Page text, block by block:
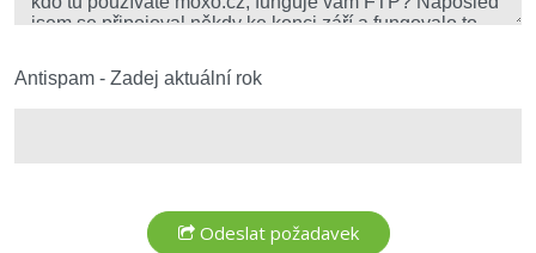
Antispam - Zadej aktuální rok